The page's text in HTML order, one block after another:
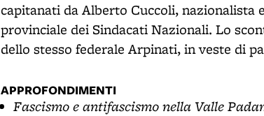
capitanati da Alberto Cuccoli, nazionalista
provinciale dei Sindacati Nazionali. Lo
dello stesso federale Arpinati, in veste di
APPROFONDIMENTI
Fascismo e antifascismo nella Valle